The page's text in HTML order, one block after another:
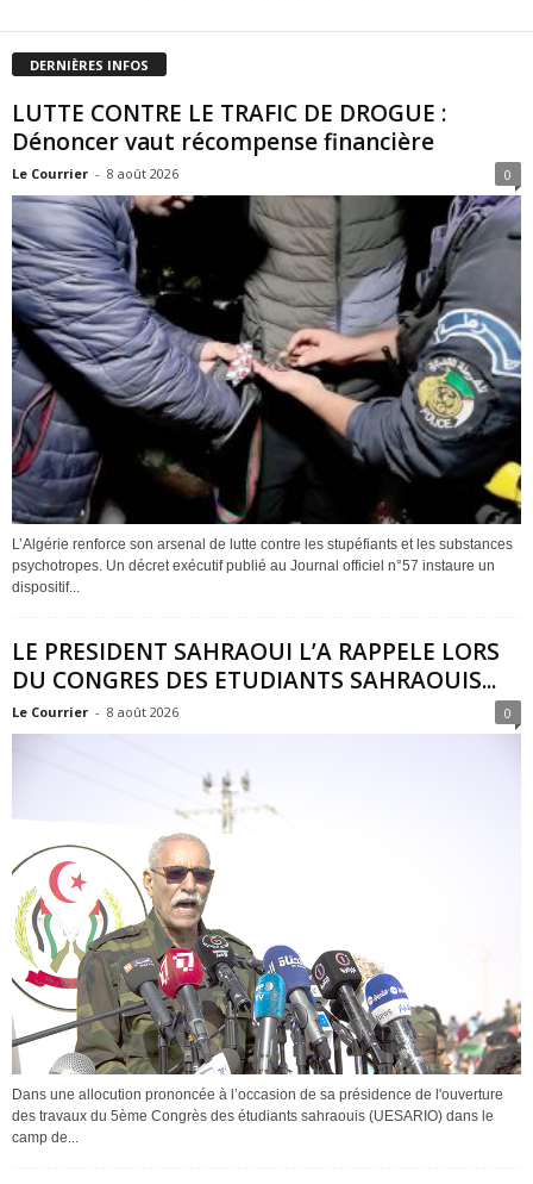
DERNIÈRES INFOS
LUTTE CONTRE LE TRAFIC DE DROGUE :
Dénoncer vaut récompense financière
Le Courrier - 8 août 2026 0
L’Algérie renforce son arsenal de lutte contre les stupéfiants et les substances
psychotropes. Un décret exécutif publié au Journal officiel n°57 instaure un
dispositif...
LE PRESIDENT SAHRAOUI L’A RAPPELE LORS
DU CONGRES DES ETUDIANTS SAHRAOUIS...
Le Courrier - 8 août 2026 0
Dans une allocution prononcée à l’occasion de sa présidence de l'ouverture
des travaux du 5ème Congrès des étudiants sahraouis (UESARIO) dans le
camp de...